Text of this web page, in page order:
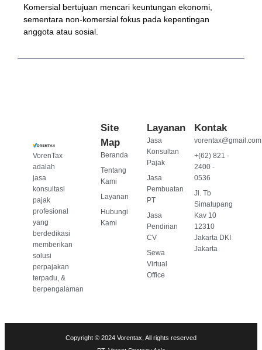
Komersial bertujuan mencari keuntungan ekonomi,
sementara non-komersial fokus pada kepentingan
anggota atau sosial.
VorenTax
adalah
jasa
konsultasi
pajak
profesional
yang
berdedikasi
memberikan
solusi
perpajakan
terpadu, &
berpengalaman
Site
Map
Beranda
Tentang
Kami
Layanan
Hubungi
Kami
Layanan
Jasa
Konsultan
Pajak
Jasa
Pembuatan
PT
Jasa
Pendirian
CV
Sewa
Virtual
Office
Kontak
vorentax@gmail.com
+(62) 821 -
2400 -
0536
Jl. Tb
Simatupang
Kav 10
12310
Jakarta DKI
Jakarta
Copyright © 2024 Vorentax, All rights reserved